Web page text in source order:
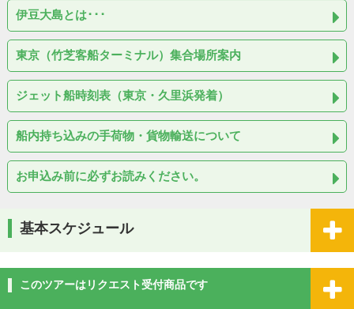
伊豆大島とは･･･
東京（竹芝客船ターミナル）集合場所案内
ジェット船時刻表（東京・久里浜発着）
船内持ち込みの手荷物・貨物輸送について
お申込み前に必ずお読みください。
基本スケジュール
このツアーはリクエスト受付商品です